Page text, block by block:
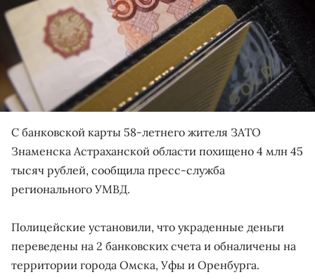
С банковской карты 58-летнего жителя ЗАТО
Знаменска Астраханской области похищено 4 млн 45
тысяч рублей, сообщила пресс-служба
регионального УМВД.
Полицейские установили, что украденные деньги
переведены на 2 банковских счета и обналичены на
территории города Омска, Уфы и Оренбурга.